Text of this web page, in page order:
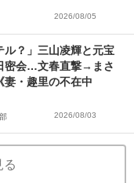
2026/08/05
ル？」三山凌輝と元宝
密会…文春直撃→まさ
妻・趣里の不在中
2026/08/03
る